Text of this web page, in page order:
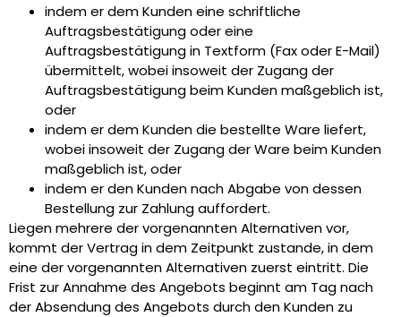
indem er dem Kunden eine schriftliche
Auftragsbestätigung oder eine
Auftragsbestätigung in Textform (Fax oder E-Mail)
übermittelt, wobei insoweit der Zugang der
Auftragsbestätigung beim Kunden maßgeblich ist,
oder
indem er dem Kunden die bestellte Ware liefert,
wobei insoweit der Zugang der Ware beim Kunden
maßgeblich ist, oder
indem er den Kunden nach Abgabe von dessen
Bestellung zur Zahlung auffordert.
Liegen mehrere der vorgenannten Alternativen vor,
kommt der Vertrag in dem Zeitpunkt zustande, in dem
eine der vorgenannten Alternativen zuerst eintritt. Die
Frist zur Annahme des Angebots beginnt am Tag nach
der Absendung des Angebots durch den Kunden zu